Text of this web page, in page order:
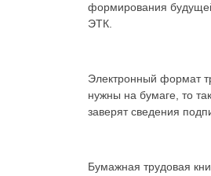
формирования
ЭТК.
Электронный формат
нужны на бумаге, то
заверят сведения
Бумажная трудовая